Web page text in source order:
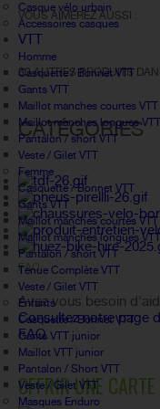
Casque vélo urbain
Accessoires casques
VTT
Homme
Casquette / Bonnet VTT
Gants VTT
Maillot manches courtes VTT
Maillot manches longues VTT
Pantalon / short VTT
Veste / Gilet VTT
Femme
Casquette / Bonnet VTT
Gants VTT
Maillot manches courtes VTT
Maillot manches longues VTT
Pantalon / short VTT
Tenue Complète VTT
Veste / Gilet VTT
Enfants
Casquette / Bonnet VTT
Gants VTT junior
Maillot VTT junior
Pantalon / Short VTT
Veste / Gilet VTT
Masques Enduro
VOUS AIMEREZ AUSSI :
30 AUTRES PRODUITS
CATÉGORIES
FAQ
Avez vous besoin
Consultez notre page
FAQ.
OFFRIR UNE